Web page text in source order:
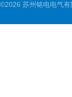
©2026 苏州铭电电气有